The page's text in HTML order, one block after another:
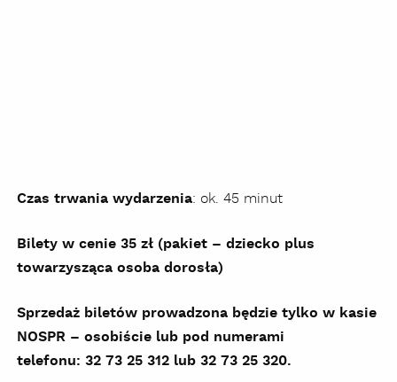
Czas trwania wydarzenia: ok. 45 minut
Bilety w cenie 35 zł (pakiet – dziecko plus
towarzysząca osoba dorosła)
Sprzedaż biletów prowadzona będzie tylko w kasie
NOSPR – osobiście lub pod numerami
telefonu: 32 73 25 312 lub 32 73 25 320.